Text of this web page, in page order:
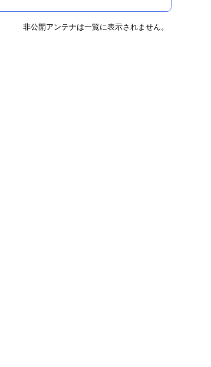
非公開アンテナは一覧に表示されません。